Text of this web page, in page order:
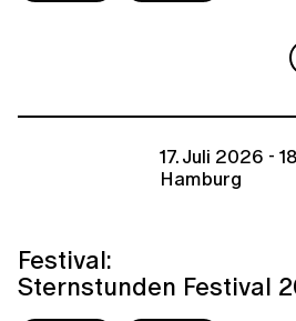
17. Juli 2026 -
Hamburg
Festival:
Sternstunden Festival